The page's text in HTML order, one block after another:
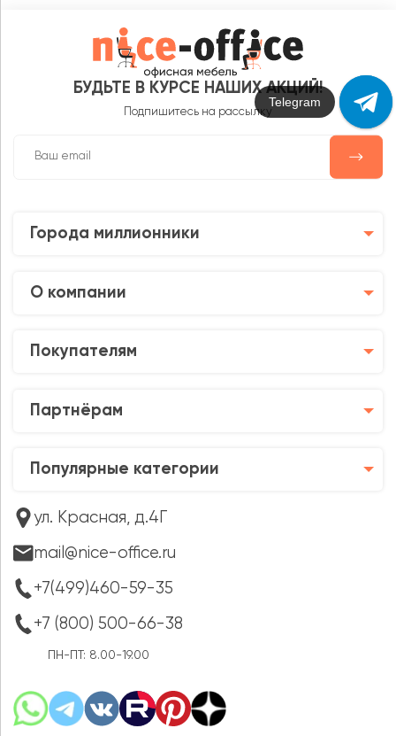
БУДЬТЕ В КУРСЕ НАШИХ АКЦИЙ!
Подпишитесь на рассылку
Города миллионники
О компании
Покупателям
Партнёрам
Популярные категории
ул. Красная, д.4Г
mail@nice-office.ru
+7(499)460-59-35
+7 (800) 500-66-38
ПН-ПТ: 8.00-19.00
Max